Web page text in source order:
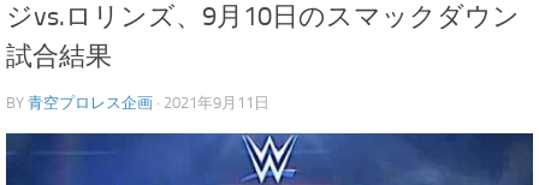
ジvs.ロリンズ、9月10日のスマックダウン
試合結果
BY 青空プロレス企画 · 2021年9月11日